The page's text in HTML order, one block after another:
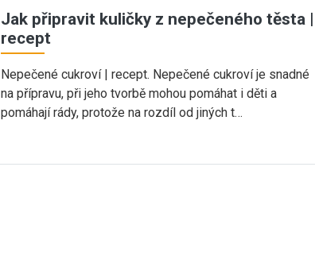
Jak připravit kuličky z nepečeného těsta |
recept
Nepečené cukroví | recept. Nepečené cukroví je snadné
na přípravu, při jeho tvorbě mohou pomáhat i děti a
pomáhají rády, protože na rozdíl od jiných t…